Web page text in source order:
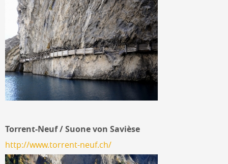
Torrent-Neuf / Suone von Savièse
http://www.torrent-neuf.ch/